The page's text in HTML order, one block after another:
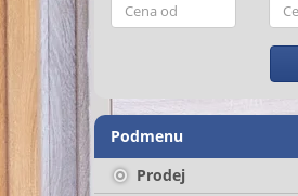
Podmenu
Prodej